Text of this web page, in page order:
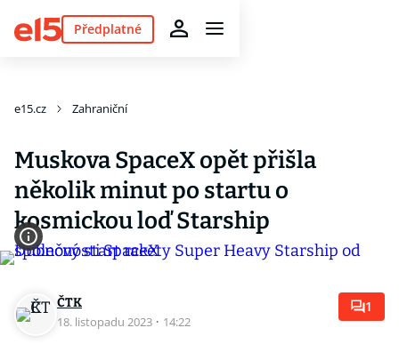
Předplatné
e15.cz Zahraniční
Muskova SpaceX opět přišla
několik minut po startu o
kosmickou loď Starship
ČTK
18. listopadu 2023 · 14:22
1